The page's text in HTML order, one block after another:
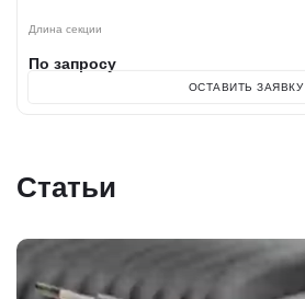
Длина секции
По запросу
ОСТАВИТЬ ЗАЯВКУ
Статьи